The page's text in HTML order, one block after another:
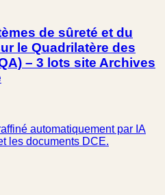
de sûreté et du
le Quadrilatère des
– 3 lots site Archives
automatiquement par IA
les documents DCE.